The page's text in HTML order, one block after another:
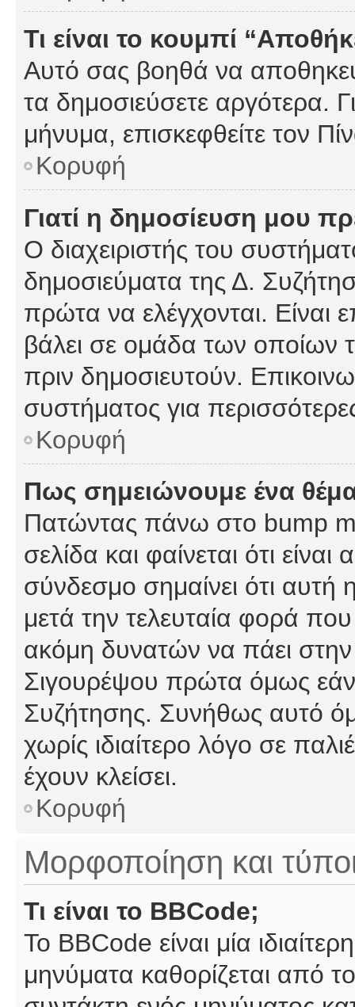
Τι είναι το κουμπί
Αυτό σας βοηθά να
τα δημοσιεύσετε αργότερα.
μήνυμα, επισκεφθείτε τον
Κορυφή
Γιατί η δημοσίευση μου
Ο διαχειριστής του
δημοσιεύματα της Δ.
πρώτα να ελέγχονται. Είναι
βάλει σε ομάδα των οποίων
πριν δημοσιευτούν.
συστήματος για
Κορυφή
Πως σημειώνουμε ένα
Πατώντας πάνω στο bump
σελίδα και φαίνεται ότι
σύνδεσμο σημαίνει ότι αυτή
μετά την τελευταία φορά που
ακόμη δυνατών να πάει
Σιγουρέψου πρώτα όμως εάν
Συζήτησης. Συνήθως αυτό
χωρίς ιδιαίτερο λόγο σε
έχουν κλείσει.
Κορυφή
Μορφοποίηση και
Τι είναι το BBCode;
Το BBCode είναι μία
μηνύματα καθορίζεται από